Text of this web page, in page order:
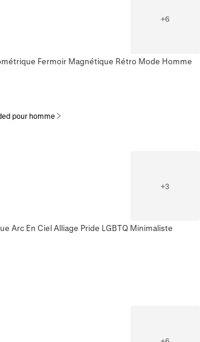
+6
Fermoir Magnétique Rétro Mode Homme
pour homme
+3
Arc En Ciel Alliage Pride LGBTQ Minimaliste